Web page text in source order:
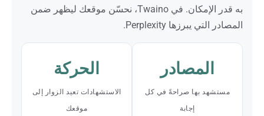
به قدر الإمكان. في Twaino، نحسّن موقعك ليظهر ضمن
المصادر التي يبرزها Perplexity.
المصادر
مستشهد بها صراحةً في كل
إجابة
الحركة
الاستشهادات تعيد الزوار إلى
موقعك